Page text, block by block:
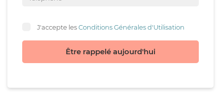
J'accepte lesConditions Générales d'Utilisation
Être rappelé aujourd'hui